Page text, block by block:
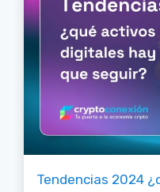
Tendencias 2024